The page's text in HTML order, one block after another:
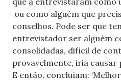
ou como alguém que
conselhos. Pode ser que
entrevistador ser alguém
consolidadas, difícil de
provavelmente, iria causar
E então, concluíam: